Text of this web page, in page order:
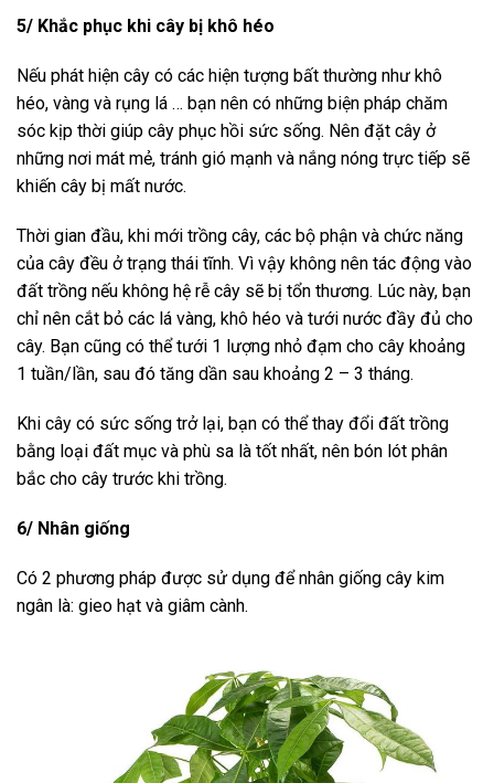
5/ Khắc phục khi cây bị khô héo
Nếu phát hiện cây có các hiện tượng bất thường như khô
héo, vàng và rụng lá … bạn nên có những biện pháp chăm
sóc kịp thời giúp cây phục hồi sức sống. Nên đặt cây ở
những nơi mát mẻ, tránh gió mạnh và nắng nóng trực tiếp sẽ
khiến cây bị mất nước.
Thời gian đầu, khi mới trồng cây, các bộ phận và chức năng
của cây đều ở trạng thái tĩnh. Vì vậy không nên tác động vào
đất trồng nếu không hệ rễ cây sẽ bị tổn thương. Lúc này, bạn
chỉ nên cắt bỏ các lá vàng, khô héo và tưới nước đầy đủ cho
cây. Bạn cũng có thể tưới 1 lượng nhỏ đạm cho cây khoảng
1 tuần/lần, sau đó tăng dần sau khoảng 2 – 3 tháng.
Khi cây có sức sống trở lại, bạn có thể thay đổi đất trồng
bằng loại đất mục và phù sa là tốt nhất, nên bón lót phân
bắc cho cây trước khi trồng.
6/ Nhân giống
Có 2 phương pháp được sử dụng để nhân giống cây kim
ngân là: gieo hạt và giâm cành.